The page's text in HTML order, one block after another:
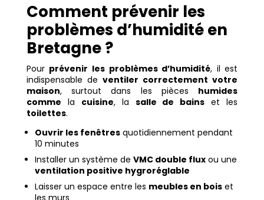
Comment prévenir les
problèmes d’humidité en
Bretagne ?
Pour prévenir les problèmes d’humidité, il est
indispensable de ventiler correctement votre
maison, surtout dans les pièces humides
comme la cuisine, la salle de bains et les
toilettes.
Ouvrir les fenêtresquotidiennement pendant
10 minutes
Installer un système de VMC double fluxou une
ventilation positive hygroréglable
Laisser un espace entre les meubles en boiset
les murs